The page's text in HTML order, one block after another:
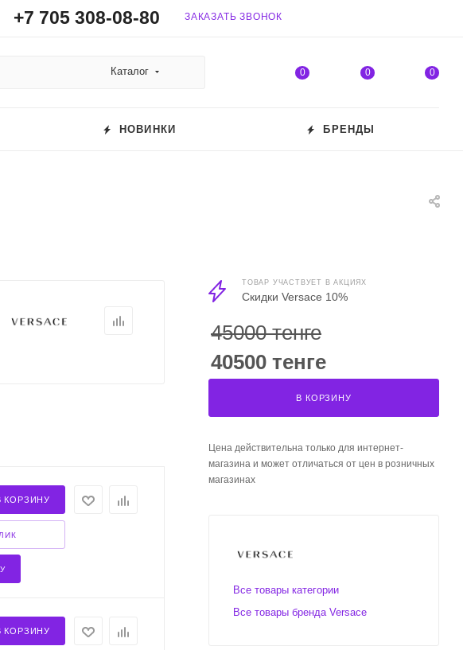
+7 705 308-08-80 ЗАКАЗАТЬ ЗВОНОК
Каталог 0 0 0
НОВИНКИ БРЕНДЫ
КОРЗИНУ
КОРЗИНУ
ТОВАР УЧАСТВУЕТ В АКЦИЯХ
Скидки Versace 10%
45000 тенге
40500 тенге
В КОРЗИНУ
Цена действительна только для интернет-
магазина и может отличаться от цен в розничных
магазинах
Все товары категории
Все товары бренда Versace